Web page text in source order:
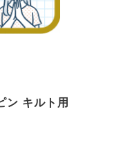
キルト用